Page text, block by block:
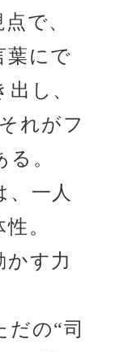
で、
葉にで
し、
れがフ
。
、一人
。
かす力
の“司